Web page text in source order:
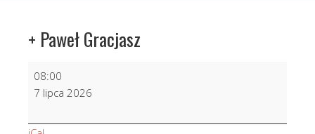
+ Paweł Gracjasz
Paweł
Gracjasz
08:00
7 lipca 2026